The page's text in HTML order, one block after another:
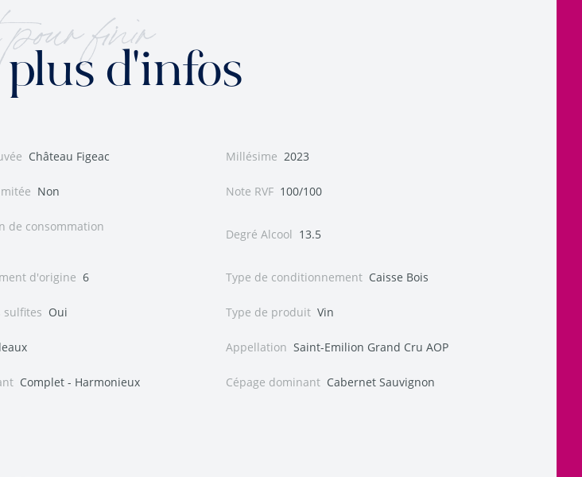
finir
d'infos
Château Figeac Millésime 2023
Non Note RVF 100/100
de consommation
Degré Alcool 13.5
d'origine 6 Type de conditionnement Caisse Bois
sulfites Oui Type de produit Vin
Appellation Saint-Emilion Grand Cru AOP
Complet - Harmonieux Cépage dominant Cabernet Sauvignon